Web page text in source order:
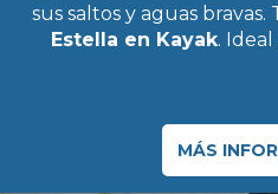
sus saltos y aguas
Estella en Kayak.
MÁS